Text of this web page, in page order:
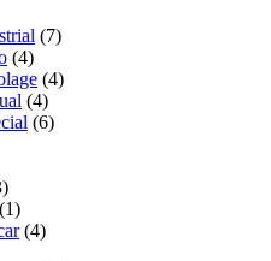
(7)
(4)
(4)
(4)
(6)
(1)
(4)